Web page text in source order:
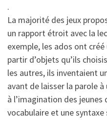
.
La majorité des jeux
un rapport étroit avec la
exemple, les ados ont
partir d’objets qu’ils
les autres, ils inventaient
avant de laisser la parole
à l’imagination des
vocabulaire et une